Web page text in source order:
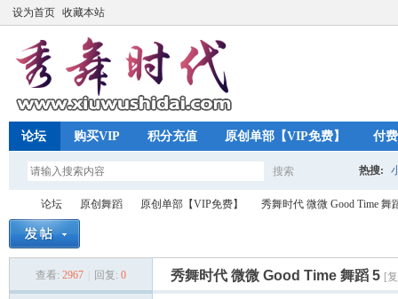
设为首页 收藏本站
论坛 购买VIP 积分充值 原创单部【VIP免费】 付
搜索
搜
索
热搜:
论坛
›
原创舞蹈
›
原创单部【VIP免费】
›
秀舞时代 微微 Good Time 舞
查看: 2967 回复: 0 秀舞时代 微微 Good Time 舞蹈 5 [